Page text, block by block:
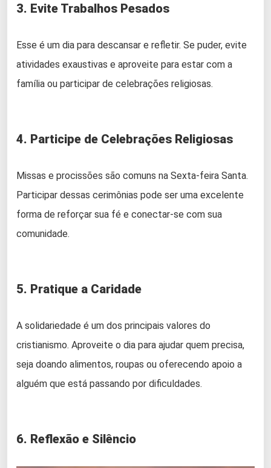
3. Evite Trabalhos Pesados
Esse é um dia para descansar e refletir. Se puder, evite
atividades exaustivas e aproveite para estar com a
família ou participar de celebrações religiosas.
4. Participe de Celebrações Religiosas
Missas e procissões são comuns na Sexta-feira Santa.
Participar dessas cerimônias pode ser uma excelente
forma de reforçar sua fé e conectar-se com sua
comunidade.
5. Pratique a Caridade
A solidariedade é um dos principais valores do
cristianismo. Aproveite o dia para ajudar quem precisa,
seja doando alimentos, roupas ou oferecendo apoio a
alguém que está passando por dificuldades.
6. Reflexão e Silêncio